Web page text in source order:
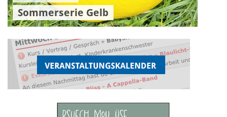
Sommerserie Gelb